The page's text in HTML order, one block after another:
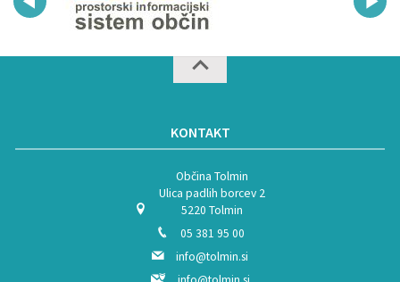
KONTAKT
Občina Tolmin
Ulica padlih borcev 2
5220 Tolmin
05 381 95 00
info@tolmin.si